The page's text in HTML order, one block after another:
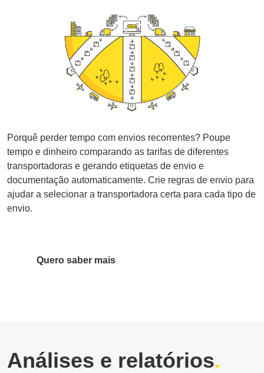
Porquê perder tempo com envios recorrentes? Poupe
tempo e dinheiro comparando as tarifas de diferentes
transportadoras e gerando etiquetas de envio e
documentação automaticamente. Crie regras de envio para
ajudar a selecionar a transportadora certa para cada tipo de
envio.
Quero saber mais
Análises e relatórios